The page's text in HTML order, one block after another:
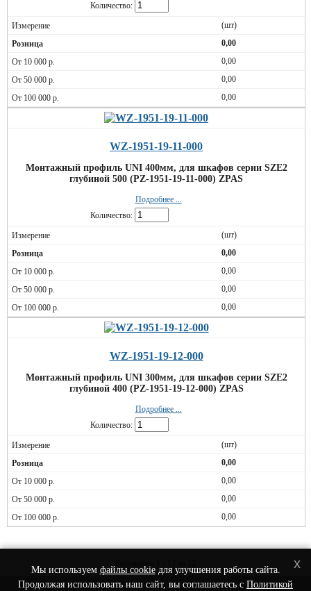
Мы используем файлы cookieдля улучшения работы сайта.
Продолжая использовать наш сайт, вы соглашаетесь с Политикой
x
Количество:
(шт)
0,00
0,00
0,00
0,00
WZ-1951-19-11-000
Монтажный профиль UNI 400мм, для шкафов серии SZE2
глубиной 500 (PZ-1951-19-11-000) ZPAS
Подробнее ...
Количество:
(шт)
0,00
0,00
0,00
0,00
WZ-1951-19-12-000
Монтажный профиль UNI 300мм, для шкафов серии SZE2
глубиной 400 (PZ-1951-19-12-000) ZPAS
Подробнее ...
Количество:
(шт)
0,00
0,00
0,00
0,00
© 2022 Интернет-Магазин сетевого оборудования - Nets-Shop.ru.